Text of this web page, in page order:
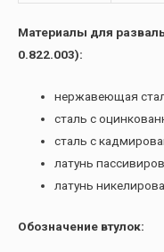
Материалы для
0.822.003):
нержавеющая
сталь с
сталь с
латунь
латунь
Обозначение втулок: